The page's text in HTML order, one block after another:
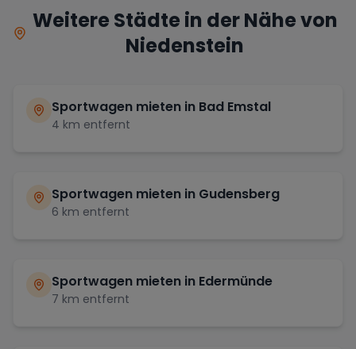
Weitere Städte in der Nähe von
Niedenstein
Sportwagen mieten in Bad Emstal
4 km entfernt
Sportwagen mieten in Gudensberg
6 km entfernt
Sportwagen mieten in Edermünde
7 km entfernt